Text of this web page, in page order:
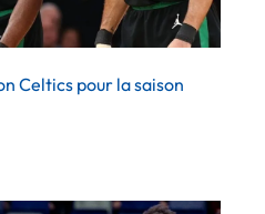
Celtics pour la saison